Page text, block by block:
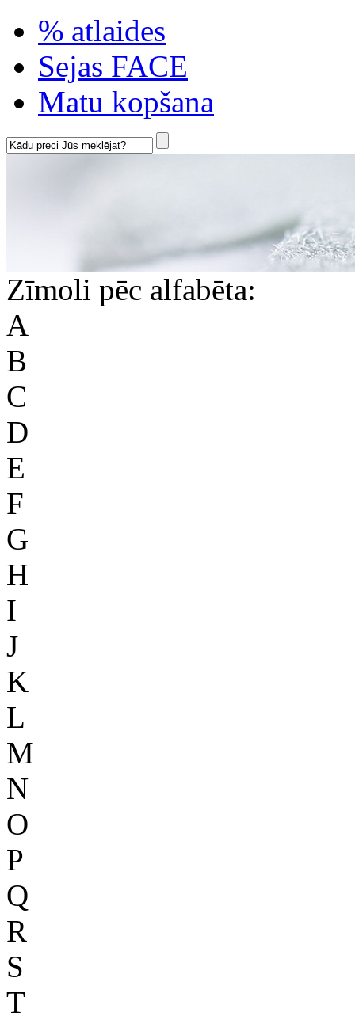
% atlaides
Sejas FACE
Matu kopšana
Zīmoli pēc alfabēta:
A
B
C
D
E
F
G
H
I
J
K
L
M
N
O
P
Q
R
S
T